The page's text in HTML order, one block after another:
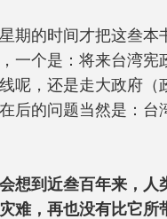
期的时间才把这叁本
一个是：将来台湾宪
呢，还是走大政府（
后的问题当然是：台
想到近叁百年来，人
难，再也没有比它所